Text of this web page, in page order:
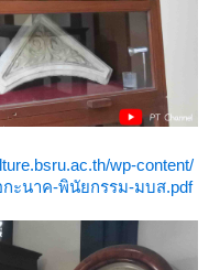
wp-content/
กะนาค-พินัยกรรม-มบส.pdf